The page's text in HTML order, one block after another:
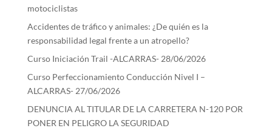
motociclistas
Accidentes de tráfico y animales: ¿De quién es la
responsabilidad legal frente a un atropello?
Curso Iniciación Trail -ALCARRAS- 28/06/2026
Curso Perfeccionamiento Conducción Nivel I –
ALCARRAS- 27/06/2026
DENUNCIA AL TITULAR DE LA CARRETERA N-120 POR
PONER EN PELIGRO LA SEGURIDAD